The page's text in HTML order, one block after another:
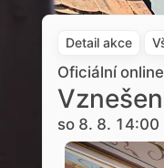
Detail akce
Oficiální
so 8. 8. 14:00